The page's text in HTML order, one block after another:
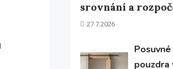
srovnání a
27.7.2026
pouzdra